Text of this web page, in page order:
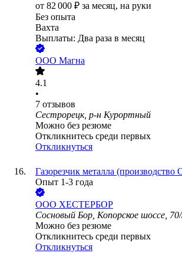
от 82 000 ₽ за месяц, на руки
Без опыта
Вахта
Выплаты: Два раза в месяц
ООО Магна
4.1
•
7 отзывов
Сестрорецк, р-н Курортный
Можно без резюме
Откликнитесь среди первых
Откликнуться
Газорезчик металла
Опыт 1-3 года
ООО ХЕСТЕРБОР
Сосновый Бор, Копорское шоссе,
Можно без резюме
Откликнитесь среди первых
Откликнуться